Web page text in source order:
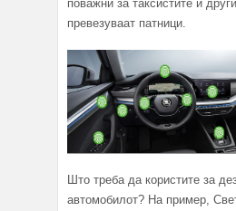
поважни за таксистите и
превезуваат патници.
Што треба да користите за
автомобилот? На пример,